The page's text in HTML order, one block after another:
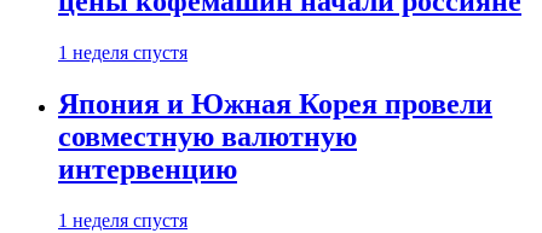
1 неделя спустя
Япония и Южная Корея провели
совместную валютную
интервенцию
1 неделя спустя